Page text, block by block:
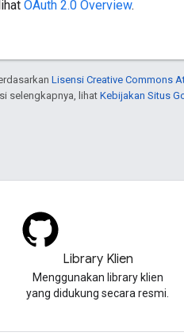
OAuth 2.0 Overview.
Lisensi Creative Commons
selengkapnya, lihat Kebijakan Situs
Library Klien
Menggunakan library klien
yang didukung secara resmi.